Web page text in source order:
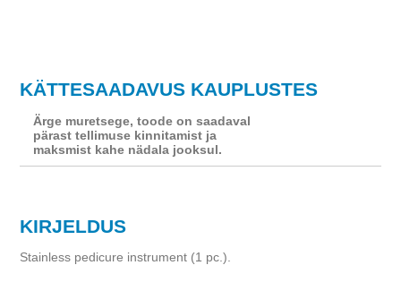
KÄTTESAADAVUS KAUPLUSTES
Ärge muretsege, toode on saadaval
pärast tellimuse kinnitamist ja
maksmist kahe nädala jooksul.
KIRJELDUS
Stainless pedicure instrument (1 pc.).